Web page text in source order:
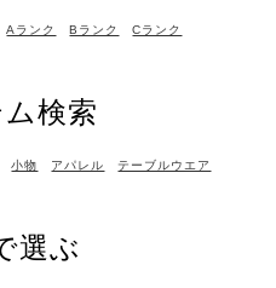
Aランク Bランク Cランク
検索
小物 アパレル テーブルウエア
選ぶ